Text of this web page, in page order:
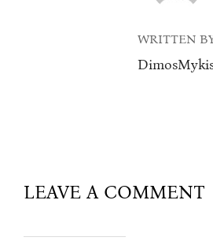
WRITTEN
LEAVE A COMMENT